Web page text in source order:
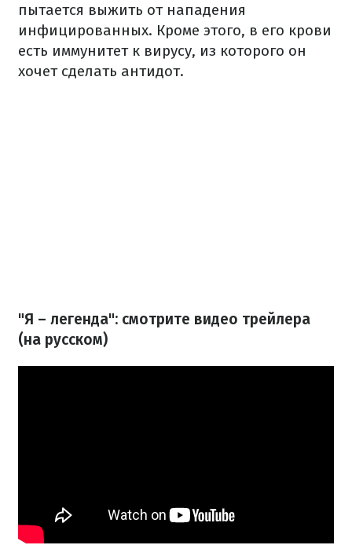
пытается выжить от нападения
инфицированных. Кроме этого, в его крови
есть иммунитет к вирусу, из которого он
хочет сделать антидот.
"Я – легенда": смотрите видео трейлера
(на русском)